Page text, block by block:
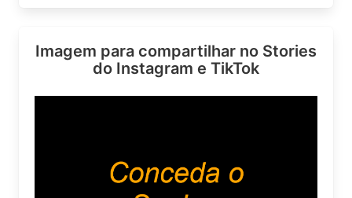
Imagem para compartilhar no Stories
do Instagram e TikTok